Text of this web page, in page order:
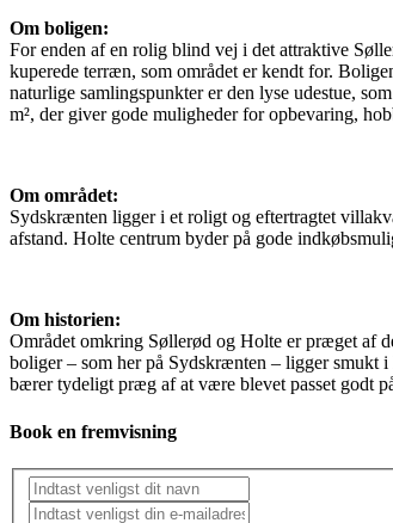
Om boligen:
For enden af en rolig blind vej i det attraktive
kuperede terræn, som området er kendt for.
naturlige samlingspunkter er den lyse udestue,
m², der giver gode muligheder for opbevaring,
Om området:
Sydskrænten ligger i et roligt og eftertragtet
afstand. Holte centrum byder på gode
Om historien:
Området omkring Søllerød og Holte er præget af
boliger – som her på Sydskrænten – ligger smukt
bærer tydeligt præg af at være blevet passet godt
Book en fremvisning